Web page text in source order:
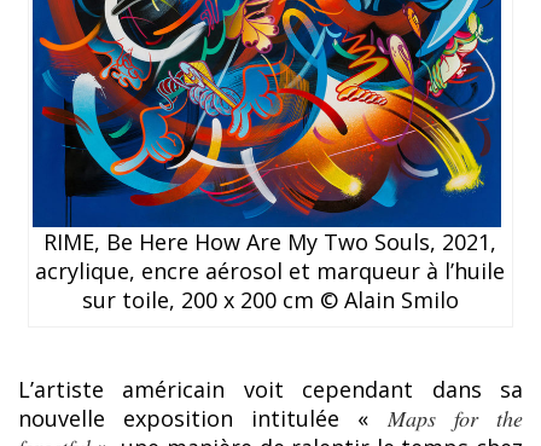
RIME, Be Here How Are My Two Souls, 2021,
acrylique, encre aérosol et marqueur à l’huile
sur toile, 200 x 200 cm © Alain Smilo
L’artiste américain voit cependant dans sa
nouvelle exposition intitulée « Maps for the